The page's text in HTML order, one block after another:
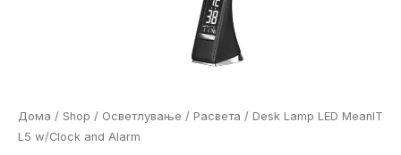
Дома / Shop / Осветлување / Расвета / Desk Lamp LED MeanIT
L5 w/Clock and Alarm